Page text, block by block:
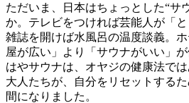
ただいま、日本はちょっとした“サ
か。テレビをつければ芸能人が「と
雑誌を開けば水風呂の温度談義。
屋が広い」より「サウナがいい」
はやサウナは、オヤジの健康法で
大人たちが、自分をリセットする
間になりました。